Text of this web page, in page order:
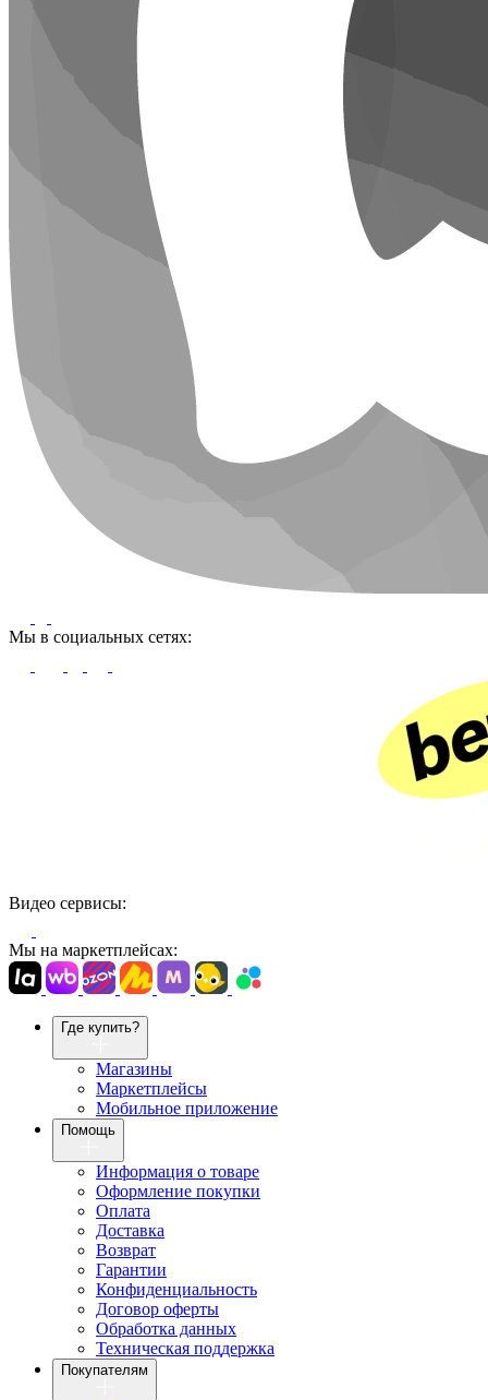
Мы в социальных сетях:
Видео сервисы:
Мы на маркетплейсах:
Где купить?
Магазины
Маркетплейсы
Мобильное приложение
Помощь
Информация о товаре
Оформление покупки
Оплата
Доставка
Возврат
Гарантии
Конфиденциальность
Договор оферты
Обработка данных
Техническая поддержка
Покупателям